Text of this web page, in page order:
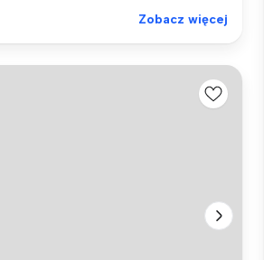
Zobacz więcej